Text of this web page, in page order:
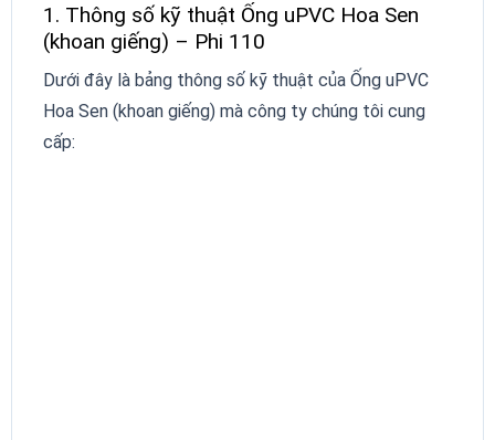
1. Thông số kỹ thuật Ống uPVC Hoa Sen
(khoan giếng) – Phi 110
Dưới đây là bảng thông số kỹ thuật của Ống uPVC
Hoa Sen (khoan giếng) mà công ty chúng tôi cung
cấp: